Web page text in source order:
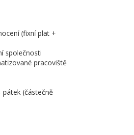
(fixní plat +
společnosti
pracoviště
pátek (částečně